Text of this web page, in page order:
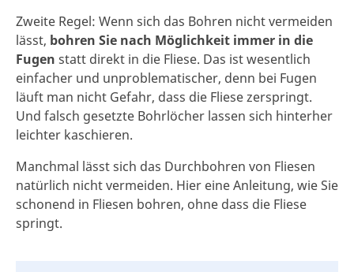
Zweite Regel: Wenn sich das Bohren nicht vermeiden
lässt, bohren Sie nach Möglichkeit immer in die
Fugen statt direkt in die Fliese. Das ist wesentlich
einfacher und unproblematischer, denn bei Fugen
läuft man nicht Gefahr, dass die Fliese zerspringt.
Und falsch gesetzte Bohrlöcher lassen sich hinterher
leichter kaschieren.
Manchmal lässt sich das Durchbohren von Fliesen
natürlich nicht vermeiden. Hier eine Anleitung, wie Sie
schonend in Fliesen bohren, ohne dass die Fliese
springt.